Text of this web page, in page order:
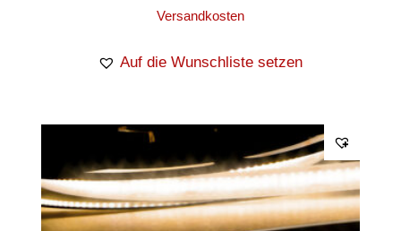
Versandkosten
Auf die Wunschliste setzen